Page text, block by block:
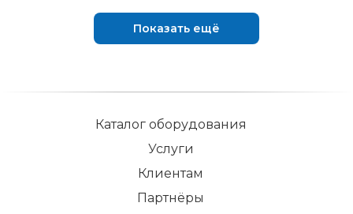
Показать ещё
Каталог оборудования
Услуги
Клиентам
Партнёры